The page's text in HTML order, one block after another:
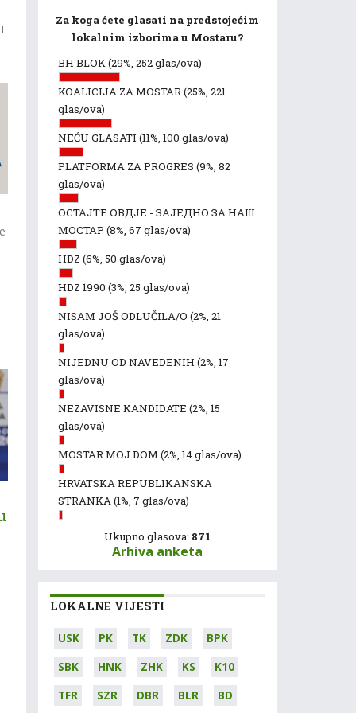
Za koga ćete glasati na predstojećim
lokalnim izborima u Mostaru?
BH BLOK(29%, 252 glas/ova)
KOALICIJA ZA MOSTAR(25%, 221
glas/ova)
NEĆU GLASATI (11%, 100 glas/ova)
PLATFORMA ZA PROGRES (9%, 82
glas/ova)
ОСТАЈТЕ ОВДЈЕ - ЗАЈЕДНО ЗА НАШ
МОСТАР (8%, 67 glas/ova)
HDZ (6%, 50 glas/ova)
HDZ 1990 (3%, 25 glas/ova)
NISAM JOŠ ODLUČILA/O (2%, 21
glas/ova)
NIJEDNU OD NAVEDENIH (2%, 17
glas/ova)
NEZAVISNE KANDIDATE (2%, 15
glas/ova)
MOSTAR MOJ DOM (2%, 14 glas/ova)
HRVATSKA REPUBLIKANSKA
STRANKA(1%, 7 glas/ova)
Ukupno glasova: 871
Arhiva anketa
LOKALNE VIJESTI
USK PK TK ZDK
BPK
SBK
HNK ZHK KS
K10
TFR
SZR DBR BLR BD